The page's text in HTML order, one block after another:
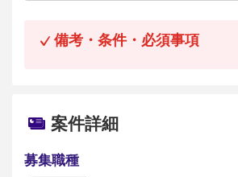
備考・条件・必須事項
案件詳細
募集職種